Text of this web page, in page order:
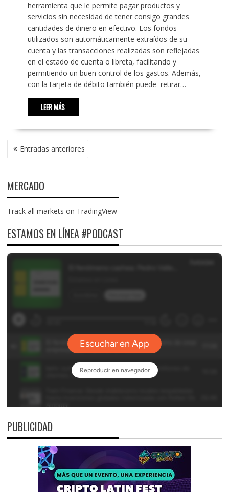
herramienta que le permite pagar productos y
servicios sin necesidad de tener consigo grandes
cantidades de dinero en efectivo. Los fondos
utilizados son automáticamente extraídos de su
cuenta y las transacciones realizadas son reflejadas
en el estado de cuenta o libreta, facilitando y
permitiendo un buen control de los gastos. Además,
con la tarjeta de débito también puede retirar…
LEER MÁS
NAVEGACIÓN
DE Entradas anteriores
MERCADO
Track all markets on TradingView
ESTAMOS EN LÍNEA #PODCAST
PUBLICIDAD